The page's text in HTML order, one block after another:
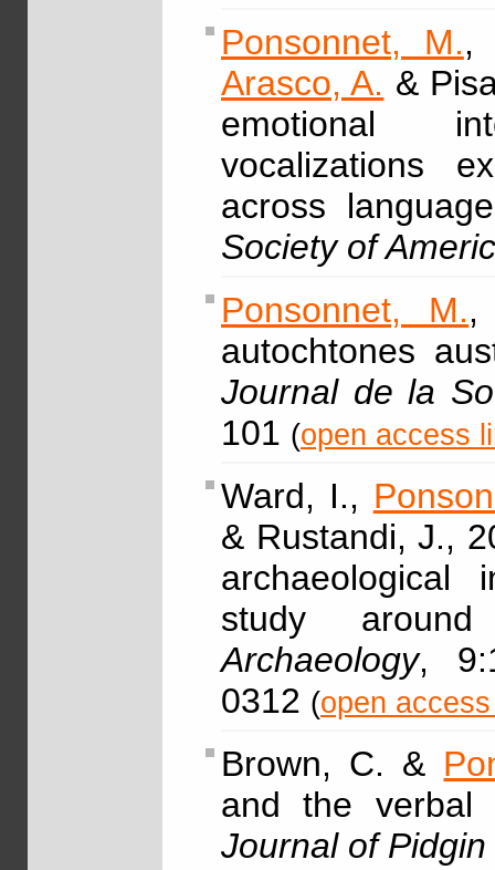
Ponsonnet, M.
Arasco, A. &
emotional
vocalizations
across
Society of
Ponsonnet, M.,
autochtones
Journal de la
101 (open access
Ward, I.,
& Rustandi, J.,
archaeological
study
Archaeology,
0312 (open
Brown, C. &
and the verbal
Journal of